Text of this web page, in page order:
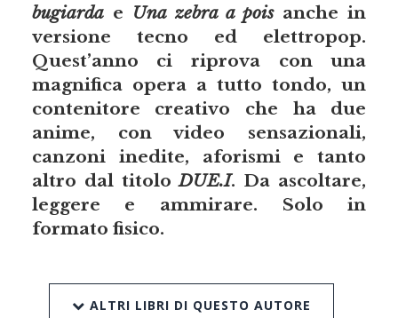
bugiardae Una zebra a poisanche in
versione tecno ed elettropop.
Quest’anno ci riprova con una
magnifica opera a tutto tondo, un
contenitore creativo che ha due
anime, con video sensazionali,
canzoni inedite, aforismi e tanto
altro dal titoloDUE.I. Da ascoltare,
leggere e ammirare. Solo in
formato fisico.
ALTRI LIBRI DI QUESTO AUTORE